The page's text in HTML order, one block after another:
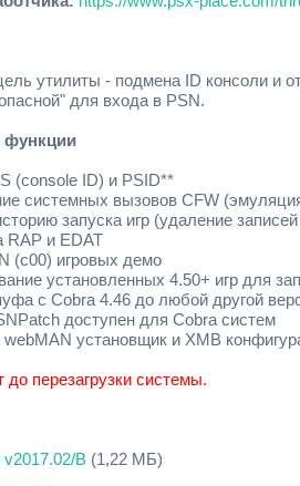
утилиты - подмена ID консоли и
для входа в PSN.
(console ID) и PSID**
системных вызовов CFW
запуска игр (удаление
RAP и EDAT
(c00) игровых демо
установленных 4.50+ игр для
с Cobra 4.46 до любой другой
доступен для Cobra систем
установщик и XMB
до перезагрузки системы.
B (1,22 МБ)